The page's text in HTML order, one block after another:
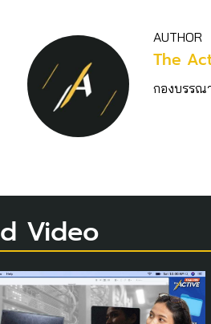
AUTHOR
The
กองบรรณ
Video